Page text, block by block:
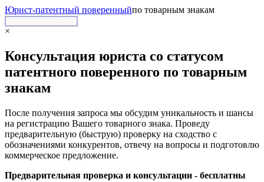
Юрист-патентный поверенныйпо товарным знакам
×
Консультация юриста со статусом
патентного поверенного по товарным
знакам
После получения запроса мы обсудим уникальность и шансы
на регистрацию Вашего товарного знака. Проведу
предварительную (быструю) проверку на сходство с
обозначениями конкурентов, отвечу на вопросы и подготовлю
коммерческое предложение.
Предварительная проверка и консультации - бесплатны